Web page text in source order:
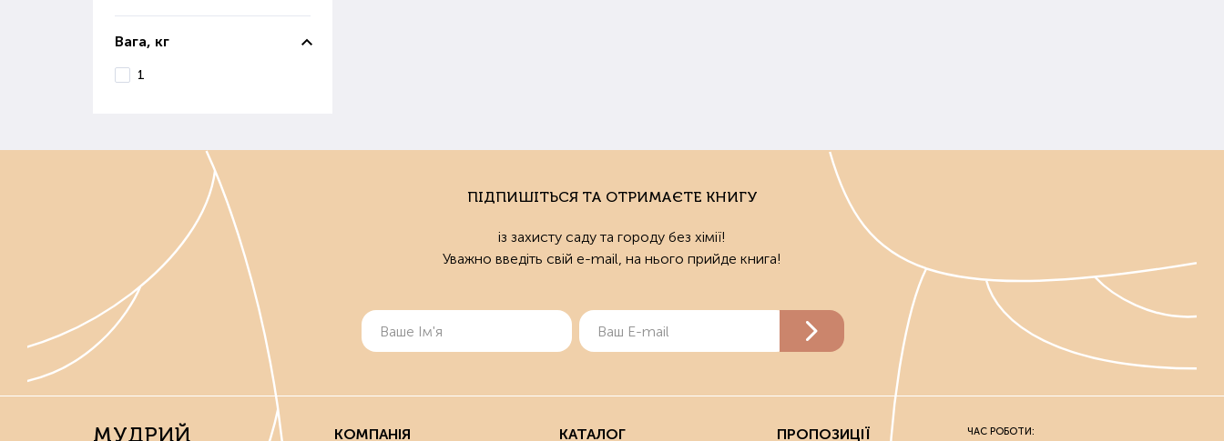
Вага, кг
1
снігу або відразу після того, як він зійшов (навесні). Підживлення для газону та саду вносять, не чекаючи танення ґрунту.
Ділянки, на яких будуть висаджені городні культури, можна живити безпосередньо перед і під час посадки.
Якщо підживити землю для розсади, сходи з'являться раніше і будуть більш життєздатними.
Де купити добрива в Харкові та Україні
Магазин здорового образу землеробства "Мудрий Дачник" пропонує добрива та ґрунтополіпшувачі, які не шкодять
ґрунту та рослинам. У нас ви можете купити органічні добрива і для садових та городніх культур, і для кімнатних рослин.
Вони покращать структуру ґрунту та дозволять отримувати екологічно чистий урожай або рясне цвітіння. Усі засоби
Якщо ви живете у Харкові, то можете оформити замовлення та забрати його самовивозом з нашого офлайн-магазину.
ПІДПИШІТЬСЯ ТА ОТРИМАЄТЕ КНИГУ
із захисту саду та городу без хімії!
Уважно введіть свій e-mail, на нього прийде книга!
МУДРИЙ КОМПАНІЯ КАТАЛОГ ПРОПОЗИЦІЇ ЧАС РОБОТИ: